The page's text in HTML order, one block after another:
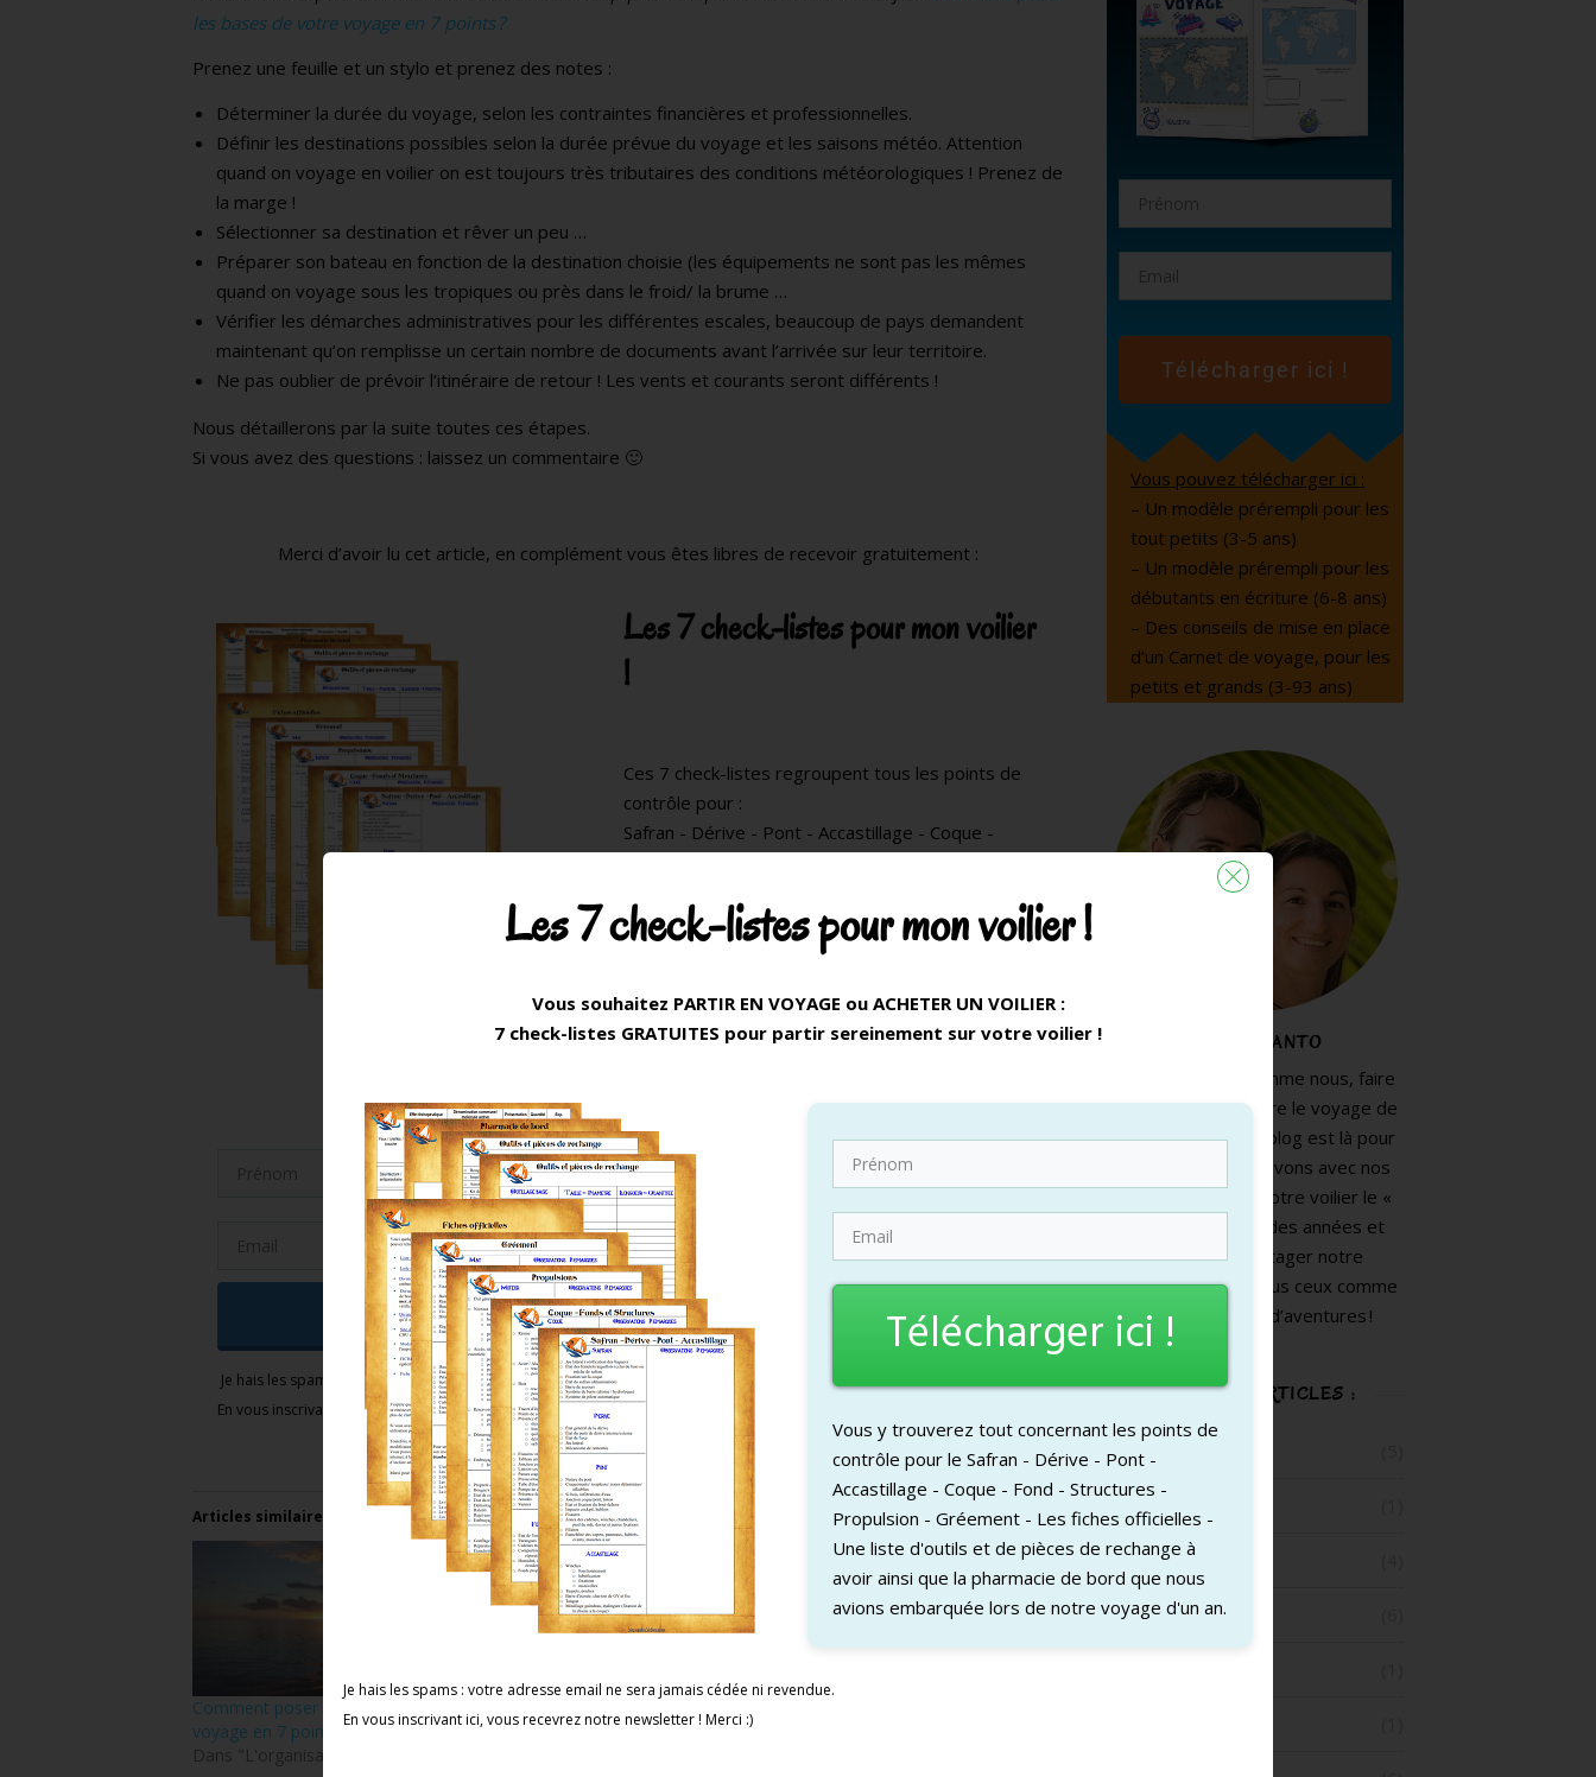
les bases de votre voyage en 7 points ?
Prenez une feuille et un stylo et prenez des notes :
Déterminer la durée du voyage, selon les contraintes financières et professionnelles.
Définir les destinations possibles selon la durée prévue du voyage et les saisons météo. Attention
quand on voyage en voilier on est toujours très tributaires des conditions météorologiques ! Prenez de
la marge !
Sélectionner sa destination et rêver un peu …
Préparer son bateau en fonction de la destination choisie (les équipements ne sont pas les mêmes
quand on voyage sous les tropiques ou près dans le froid/ la brume …
Vérifier les démarches administratives pour les différentes escales, beaucoup de pays demandent
maintenant qu’on remplisse un certain nombre de documents avant l’arrivée sur leur territoire.
Ne pas oublier de prévoir l’itinéraire de retour ! Les vents et courants seront différents !
Nous détaillerons par la suite toutes ces étapes.
Si vous avez des questions : laissez un commentaire 🙂
Merci d’avoir lu cet article, en complément vous êtes libres de recevoir gratuitement :
​Les 7 check-listes pour mon voilier​
!
​Ces 7 check-listes regroupent tous les points de
contrôle pour :
Safran - Dérive - Pont - Accastillage - Coque -
​Ainsi qu'une liste d'outils, de pièces de rechange à
avoir, ​et la pharmacie de bord que nous avions
Télécharger ici !
Je hais les spams : votre adresse email ne sera jamais cédée ni revendue.
En vous inscrivant ici, vous recevrez ​notre newsletter ! Merci :)
Articles similaires
Comment poser les bases de votre
voyage en 7 points
Dans "L'organisation"
pouvez le faire ?
Télécharger ici !
Vous pouvez télécharger ici :
– Un modèle prérempli pour les
tout petits (3-5 ans)
– Un modèle prérempli pour les
débutants en écriture (6-8 ans)
– Des conseils de mise en place
d’un Carnet de voyage, pour les
petits et grands (3-93 ans)
MARY ET ANTO
Vous souhaitez comme nous, faire
le grand saut et vivre le voyage de
vos rêves ? Notre blog est là pour
vous aider. Nous vivons avec nos
deux enfants sur notre voilier le «
Phoenix » depuis des années et
souhaitons partager notre
expérience avec tous ceux comme
nous qui rêvent d’aventures !
TOUS NOS ARTICLES :
A la Une
Australes
Ecole à bord
Enfants à bord
Les 7 check-listes pour mon voilier !
Vous souhaitez ​PARTIR EN VOYAGE ou ​ACHETER UN VOILIER :
7 check-listes GRATUITES pour partir sereinement sur votre voilier !
​Télécharger ici !
​Vous y trouverez tout concernant les points de
contrôle pour le Safran - Dérive - Pont -
Accastillage - Coque - Fond - Structures -
Propulsion - Gréement - Les fiches officielles -
Une liste d'outils et de pièces de rechange à
avoir ainsi que la pharmacie de bord que nous
avions embarquée lors de notre voyage d'un an.
Je hais les spams : votre adresse email ne sera jamais cédée ni revendue.
En vous inscrivant ici, vous recevrez ​notre newslette​r ! Merci :)